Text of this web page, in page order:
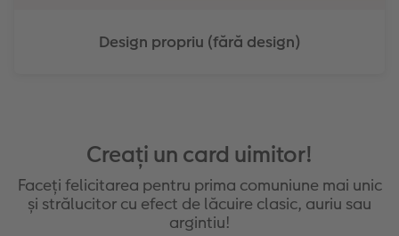
Design propriu (fără design)
Creați un card uimitor!
Faceți felicitarea pentru prima comuniune mai unic
și strălucitor cu efect de lăcuire clasic, auriu sau
argintiu!